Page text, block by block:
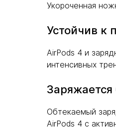
Укороченная
Устойчив к
AirPods 4 и
интенсивных
Заряжается
Обтекаемый
AirPods 4 с